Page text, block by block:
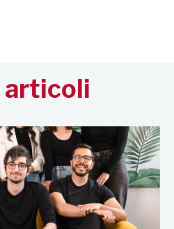
articoli